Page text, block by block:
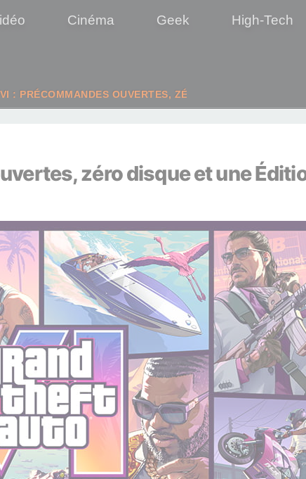
Cinéma Geek High-Tech
: PRÉCOMMANDES OUVERTES, ZÉRO DISQUE ET UNE
zéro disque et une